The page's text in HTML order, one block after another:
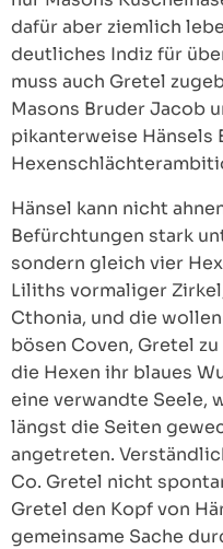
dafür aber ziemlich
deutliches Indiz für
muss auch Gretel
Masons Bruder Jacob
pikanterweise Hänsels
Hänsel kann nicht
Befürchtungen stark
sondern gleich vier
Liliths vormaliger
Cthonia, und die
bösen Coven, Gretel
die Hexen ihr blaues
eine verwandte Seele,
längst die Seiten
angetreten.
Co. Gretel nicht
Gretel den Kopf von
gemeinsame Sache